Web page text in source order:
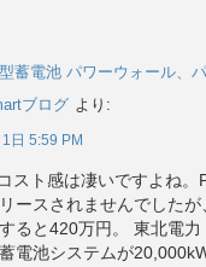
蓄電池 パワーウォール、
ブログ より:
日 5:59 PM
スト感は凄いですよね。
ースされませんでした
ると420万円。 東北電力
電池システムが